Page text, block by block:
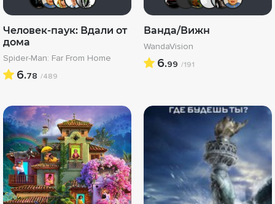
Человек-паук: Вдали от
дома
Spider-Man: Far From Home
6.78 /489
Ванда/Вижн
WandaVision
6.99 /191